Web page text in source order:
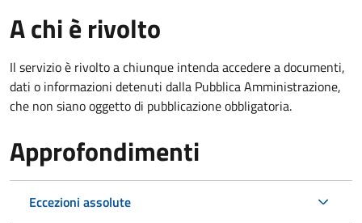
A chi è rivolto
Il servizio è rivolto a chiunque intenda accedere a documenti,
dati o informazioni detenuti dalla Pubblica Amministrazione,
che non siano oggetto di pubblicazione obbligatoria.
Approfondimenti
Eccezioni assolute